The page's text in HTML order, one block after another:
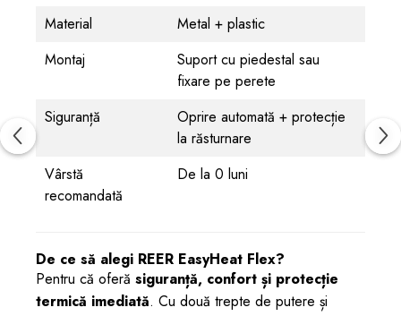
Material
Metal + plastic
Montaj
Suport cu piedestal sau
fixare pe perete
Siguranță
Oprire automată + protecție
la răsturnare
Vârstă
recomandată
De la 0 luni
De ce să alegi REER EasyHeat Flex?
Pentru că oferă siguranță, confort și protecție
termică imediată. Cu două trepte de putere și